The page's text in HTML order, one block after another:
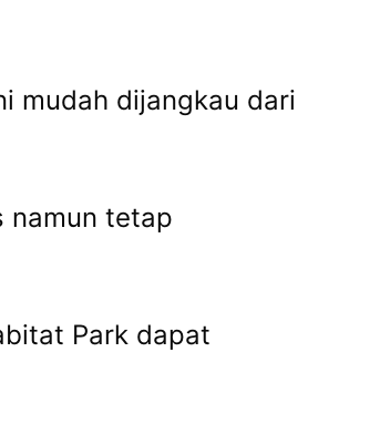
mudah dijangkau dari
namun tetap
Park dapat